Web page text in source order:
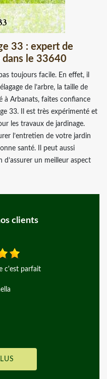
33 : expert de
dans le 33640
toujours facile. En effet, il
de l’arbre, la taille de
à Arbanats, faites confiance
33. Il est très expérimenté et
les travaux de jardinage.
l’entretien de votre jardin
santé. Il peut aussi
un meilleur aspect
clients
qualité prix rien à redire.